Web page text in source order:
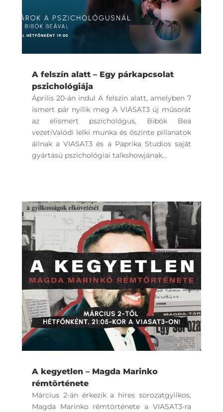
A felszín alatt – Egy párkapcsolat
pszichológiája
Április 20-án indul A felszín alatt, amelyben 7
ismert pár nyílik meg A VIASAT3 új műsorát
az elismert pszichológus, Bibók Bea
vezetiValódi lelki munka és őszinte pillanatok
állnak a VIASAT3 és a Paprika Studios saját
gyártású pszichológiai talkshowjának...
A kegyetlen – Magda Marinko
rémtörténete
Március 2-án érkezik a híres sorozatgyilkos,
Magda Marinko rémtörténete a VIASAT3-ra